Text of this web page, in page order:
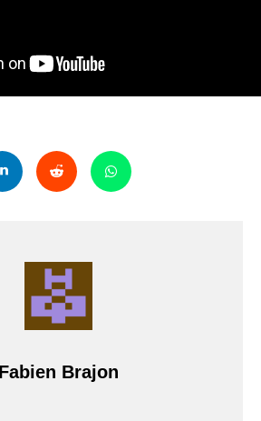
Fabien Brajon